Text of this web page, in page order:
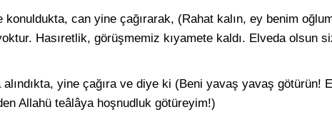
can yine çağırarak, (Rahat kalın, ey benim
Hasıretlik, görüşmemiz kıyamete kaldı. Elveda olsun
alındıkta, yine çağıra ve diye ki (Beni yavaş yavaş götürün!
Allahü teâlâya hoşnudluk götüreyim!)